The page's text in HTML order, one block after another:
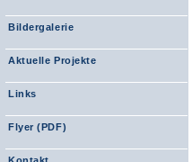
Bildergalerie
Aktuelle Projekte
Links
Flyer (PDF)